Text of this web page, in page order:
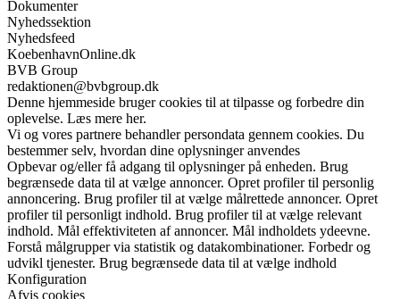
Dokumenter
Nyhedssektion
Nyhedsfeed
KoebenhavnOnline.dk
BVB Group
redaktionen@bvbgroup.dk
Denne hjemmeside bruger cookies til at tilpasse og forbedre din
oplevelse. Læs mere her.
Vi og vores partnere behandler persondata gennem cookies. Du
bestemmer selv, hvordan dine oplysninger anvendes
Opbevar og/eller få adgang til oplysninger på enheden. Brug
begrænsede data til at vælge annoncer. Opret profiler til personlig
annoncering. Brug profiler til at vælge målrettede annoncer. Opret
profiler til personligt indhold. Brug profiler til at vælge relevant
indhold. Mål effektiviteten af annoncer. Mål indholdets ydeevne.
Forstå målgrupper via statistik og datakombinationer. Forbedr og
udvikl tjenester. Brug begrænsede data til at vælge indhold
Konfiguration
Afvis cookies